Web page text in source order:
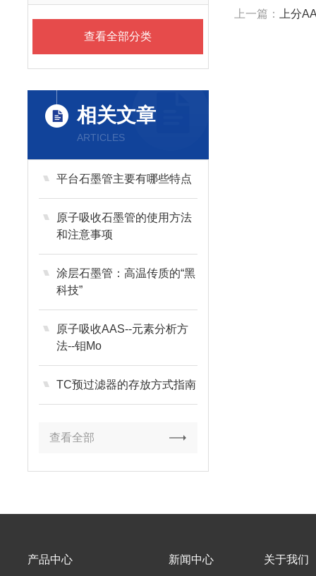
查看全部分类
相关文章
ARTICLES
平台石墨管主要有哪些特点
原子吸收石墨管的使用方法
和注意事项
涂层石墨管：高温传质的“黑
科技”
原子吸收AAS--元素分析方
法--钼Mo
TC预过滤器的存放方式指南
查看全部
上一篇： 上分
产品中心 新闻中心 关于我们